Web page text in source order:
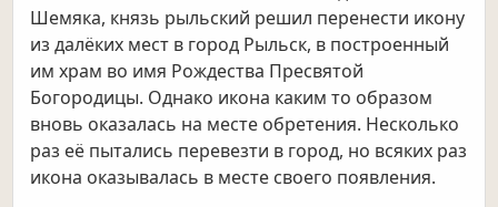
Шемяка, князь рыльский решил перенести икону
из далёких мест в город Рыльск, в построенный
им храм во имя Рождества Пресвятой
Богородицы. Однако икона каким то образом
вновь оказалась на месте обретения. Несколько
раз её пытались перевезти в город, но всяких раз
икона оказывалась в месте своего появления.